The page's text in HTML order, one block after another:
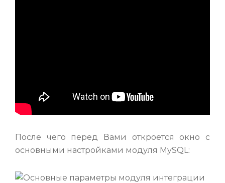
После чего перед Вами откроется окно с
основными настройками модуля MySQL: